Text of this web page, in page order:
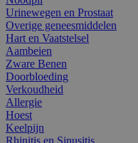
Urinewegen en Prostaat
Overige geneesmiddelen
Hart en Vaatstelsel
Aambeien
Zware Benen
Doorbloeding
Verkoudheid
Allergie
Hoest
Keelpijn
Rhinitis en Sinusitis